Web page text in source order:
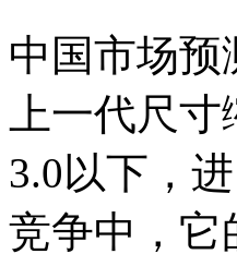
中国市场预
上一代尺
3.0以下，
竞争中，它